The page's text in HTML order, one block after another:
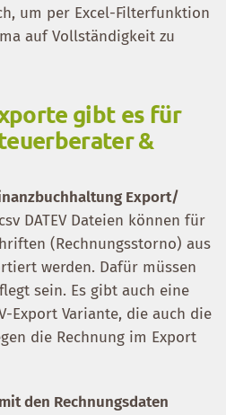
um per Excel-Filterfunktion
auf Vollständigkeit zu
gibt es für
&
Export/
DATEV Dateien können für
(Rechnungsstorno) aus
werden. Dafür müssen
sein. Es gibt auch eine
Export Variante, die auch die
die Rechnung im Export
den Rechnungsdaten